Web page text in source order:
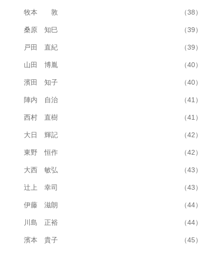
牧本 敦 （38）
桑原 知巳 （39）
戸田 直紀 （39）
山田 博胤 （40）
濱田 知子 （40）
陣内 自治 （41）
西村 直樹 （41）
大日 輝記 （42）
東野 恒作 （42）
大西 敏弘 （43）
辻上 幸司 （43）
伊藤 滋朗 （44）
川島 正裕 （44）
濱本 貴子 （45）